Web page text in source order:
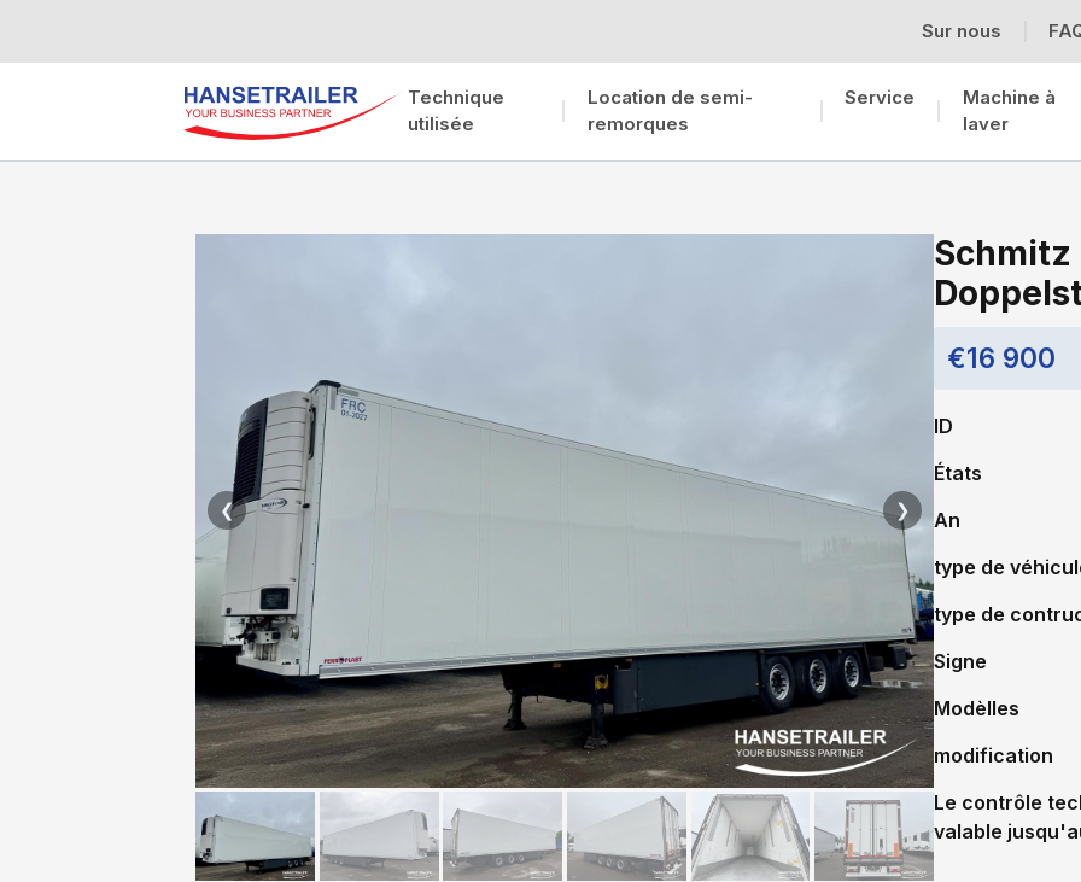
Sur nous
Technique
utilisée
Location de semi-
remorques
Service
Machine à
laver
❮ ❯
Schmitz
€16 900
ID
États
An
type de
type de
Signe
Modèlles
modification
Le contrôle
valable